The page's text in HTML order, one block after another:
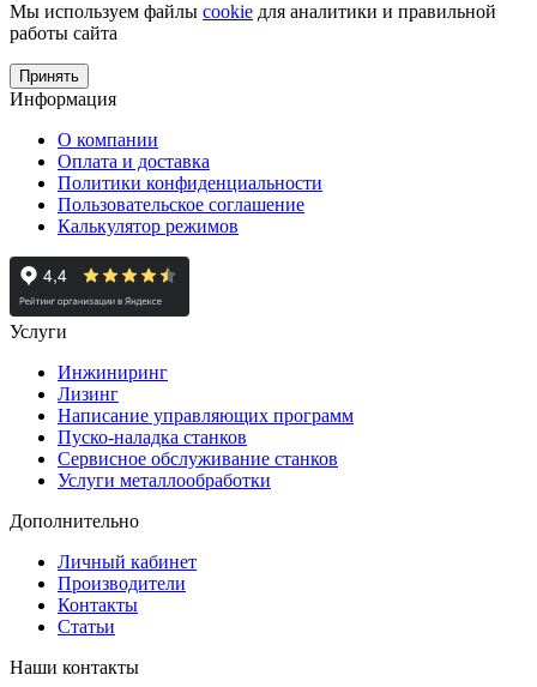
Мы используем файлы cookie для аналитики и правильной
работы сайта
Принять
Информация
О компании
Оплата и доставка
Политики конфиденциальности
Пользовательское соглашение
Калькулятор режимов
Услуги
Инжиниринг
Лизинг
Написание управляющих программ
Пуско-наладка станков
Сервисное обслуживание станков
Услуги металлообработки
Дополнительно
Личный кабинет
Производители
Контакты
Статьи
Наши контакты